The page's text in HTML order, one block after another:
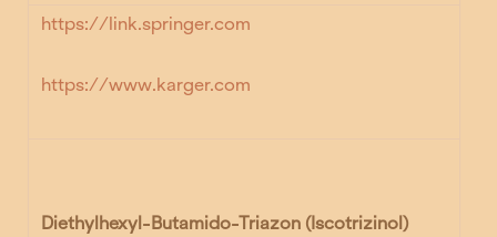
https://link.springer.com
https://www.karger.com
Diethylhexyl-Butamido-Triazon (Iscotrizinol)